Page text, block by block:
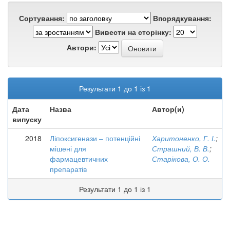
Сортування:
Впорядкування:
Вивести на сторінку:
Автори:
Результати 1 до 1 із 1
Дата
випуску
Назва Автор(и)
2018
Ліпоксигенази – потенційні
мішені для
фармацевтичних
препаратів
Харитоненко, Г. І.;
Страшний, В. В.;
Старікова, О. О.
Результати 1 до 1 із 1